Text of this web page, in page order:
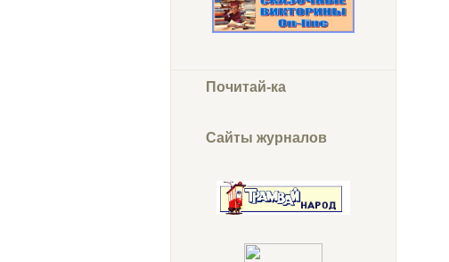
Почитай-ка
Сайты журналов